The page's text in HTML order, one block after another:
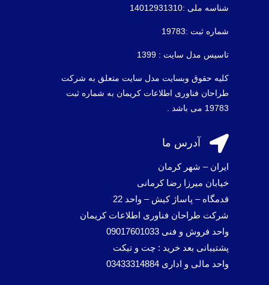
شناسه ملی :14012931310
شماره ثبت :19783
تاسیس مدل سایت : 1399
کلیه حقوق وبسایت مدل سایت متعلق به شرکت
طراحان فناوری اطلاعات کریمان به شماره ثبت
19783 می باشد .
 آدرس ما
ایران – شهر کرمان
خیابان میرزا رضا کرمانی
قدمگاه – پاساژ کیش – واحد 22
شرکت طراحان فناوری اطلاعات کریمان
واحد فروش و فنی 09017601033
پشتیبانی بعد خرید : چت و تیکت
واحد مالی و اداری 03433314884